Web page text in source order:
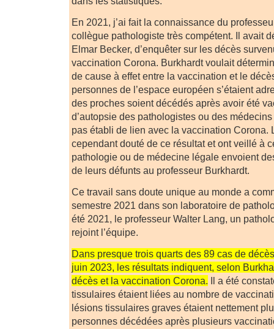
En 2021, j’ai fait la connaissance du
collè­gue pathologiste très compétent. Il avait
Elmar Becker, d’enquêter sur les décès
vaccination Corona. Burkhardt voulait
de cause à effet entre la vaccination et le
personnes de l’espace européen s’étaient
des proches soient décédés après avoir été
d’autopsie des pathologistes ou des
pas établi de lien avec la vaccination Corona.
cependant douté de ce résultat et ont veillé à
pathologie ou de médecine légale envoient
de leurs défunts au professeur Burkhardt.
Ce travail sans doute unique au monde a
semestre 2021 dans son laboratoire de
été 2021, le professeur Walter Lang, un
rejoint l’équipe.
Dans presque trois quarts des 89 cas de
juin 2023, les résultats indiquent, selon
décès et la vaccination Corona. Il a été
tissulaires étaient liées au nombre de
lésions tissulaires graves étaient nettement
personnes décédées après plusieurs